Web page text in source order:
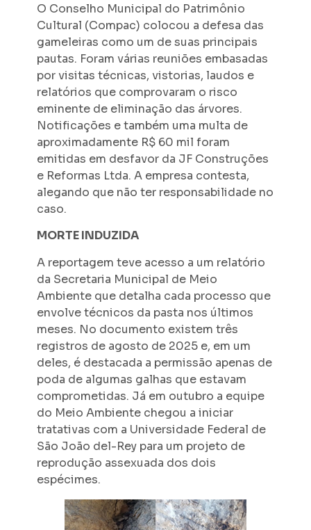
O Conselho Municipal do Patrimônio
Cultural (Compac) colocou a defesa das
gameleiras como um de suas principais
pautas. Foram várias reuniões embasadas
por visitas técnicas, vistorias, laudos e
relatórios que comprovaram o risco
eminente de eliminação das árvores.
Notificações e também uma multa de
aproximadamente R$ 60 mil foram
emitidas em desfavor da JF Construções
e Reformas Ltda. A empresa contesta,
alegando que não ter responsabilidade no
caso.
MORTE INDUZIDA
A reportagem teve acesso a um relatório
da Secretaria Municipal de Meio
Ambiente que detalha cada processo que
envolve técnicos da pasta nos últimos
meses. No documento existem três
registros de agosto de 2025 e, em um
deles, é destacada a permissão apenas de
poda de algumas galhas que estavam
comprometidas. Já em outubro a equipe
do Meio Ambiente chegou a iniciar
tratativas com a Universidade Federal de
São João del-Rey para um projeto de
reprodução assexuada dos dois
espécimes.